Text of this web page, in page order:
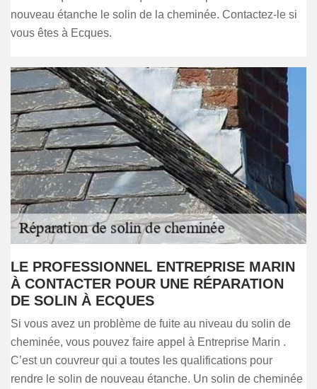
nouveau étanche le solin de la cheminée. Contactez-le si
vous êtes à Ecques.
LE PROFESSIONNEL ENTREPRISE MARIN
À CONTACTER POUR UNE RÉPARATION
DE SOLIN À ECQUES
Si vous avez un problème de fuite au niveau du solin de
cheminée, vous pouvez faire appel à Entreprise Marin .
C’est un couvreur qui a toutes les qualifications pour
rendre le solin de nouveau étanche. Un solin de cheminée